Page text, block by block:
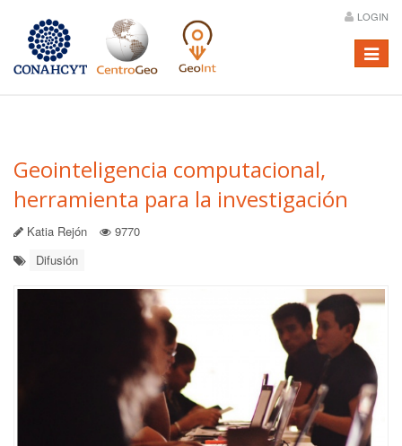
LOGIN
Menú
Geointeligencia computacional,
herramienta para la investigación
Katia Rejón
9770
Difusión